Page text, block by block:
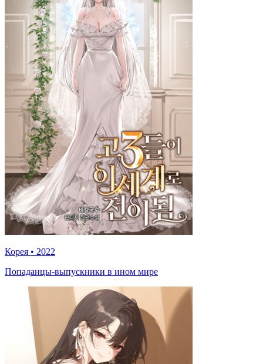
Корея • 2022
Попаданцы-выпускники в ином мире